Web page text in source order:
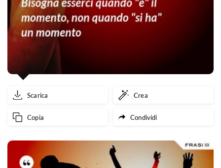
Scarica Crea
Copia Condividi